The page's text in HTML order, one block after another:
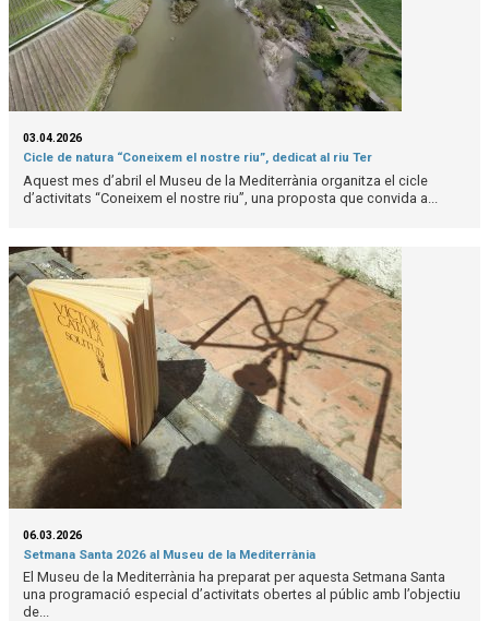
03.04.2026
Cicle de natura “Coneixem el nostre riu”, dedicat al riu Ter
Aquest mes d’abril el Museu de la Mediterrània organitza el cicle
d’activitats “Coneixem el nostre riu”, una proposta que convida a...
06.03.2026
Setmana Santa 2026 al Museu de la Mediterrània
El Museu de la Mediterrània ha preparat per aquesta Setmana Santa
una programació especial d’activitats obertes al públic amb l’objectiu
de...